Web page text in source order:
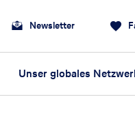
Newsletter
Unser globales